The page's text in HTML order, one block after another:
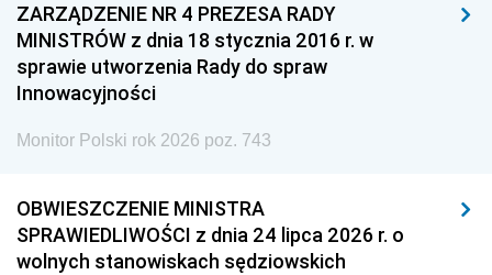
ZARZĄDZENIE NR 4 PREZESA RADY
MINISTRÓW z dnia 18 stycznia 2016 r. w
sprawie utworzenia Rady do spraw
Innowacyjności
Monitor Polski rok 2026 poz. 743
OBWIESZCZENIE MINISTRA
SPRAWIEDLIWOŚCI z dnia 24 lipca 2026 r. o
wolnych stanowiskach sędziowskich